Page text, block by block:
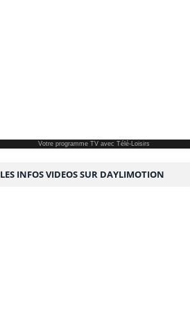
Votre programme TVavec Télé-Loisirs
LES INFOS VIDEOS SUR DAYLIMOTION